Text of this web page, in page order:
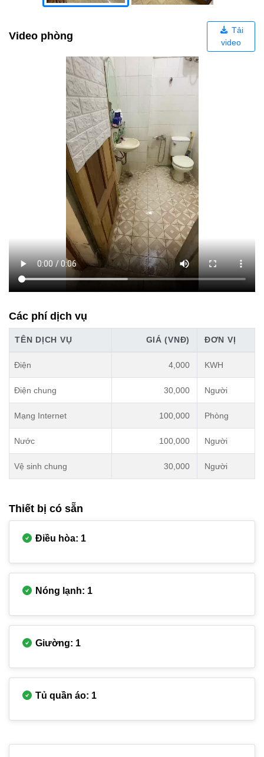
Video phòng
Tải
video
Các phí dịch vụ
TÊN DỊCH VỤ GIÁ (VNĐ) ĐƠN VỊ
Điện 4,000 KWH
Điện chung 30,000 Người
Mạng Internet 100,000 Phòng
Nước 100,000 Người
Vệ sinh chung 30,000 Người
Thiết bị có sẵn
Điều hòa: 1
Nóng lạnh: 1
Giường: 1
Tủ quần áo: 1